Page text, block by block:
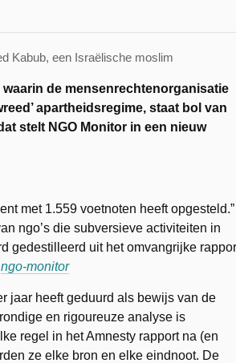
Kabub, een Israëlische moslim
waarin de mensenrechtenorganisatie
apartheidsregime, staat bol van
stelt NGO Monitor in een nieuw
met 1.559 voetnoten heeft opgesteld.”
ngo’s die subversieve activiteiten in
gedestilleerd uit het omvangrijke
ngo-monitor
jaar heeft geduurd als bewijs van de
en rigoureuze analyse is
regel in het Amnesty rapport na (en
ze elke bron en elke eindnoot. De